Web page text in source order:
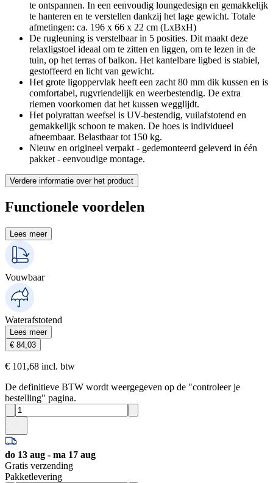
te ontspannen. In een eenvoudig loungedesign en gemakkelijk
te hanteren en te verstellen dankzij het lage gewicht. Totale
afmetingen: ca. 196 x 66 x 22 cm (LxBxH)
De rugleuning is verstelbaar in 5 posities. Dit maakt deze
relaxligstoel ideaal om te zitten en liggen, om te lezen in de
tuin, op het terras of balkon. Het kantelbare ligbed is stabiel,
gestoffeerd en licht van gewicht.
Het grote ligoppervlak heeft een zacht 80 mm dik kussen en is
comfortabel, rugvriendelijk en weerbestendig. De extra
riemen voorkomen dat het kussen wegglijdt.
Het polyrattan weefsel is UV-bestendig, vuilafstotend en
gemakkelijk schoon te maken. De hoes is individueel
afneembaar. Belastbaar tot 150 kg.
Nieuw en origineel verpakt - gedemonteerd geleverd in één
pakket - eenvoudige montage.
Verdere informatie over het product
Functionele voordelen
Lees meer
Vouwbaar
Waterafstotend
Lees meer
€ 84,03
€ 101,68 incl. btw
De definitieve BTW wordt weergegeven op de "controleer je
bestelling" pagina.
do 13 aug - ma 17 aug
Gratis verzending
Pakketlevering